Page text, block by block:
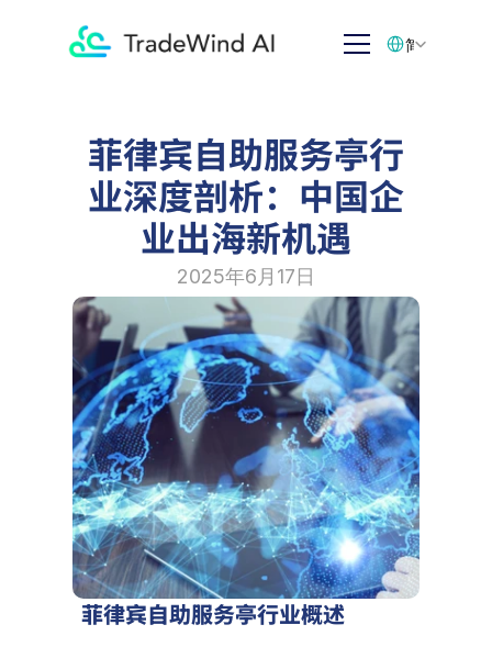
菲律宾自助服务亭行
业深度剖析：中国企
业出海新机遇
2025年6月17日
菲律宾自助服务亭行业概述
简体中文